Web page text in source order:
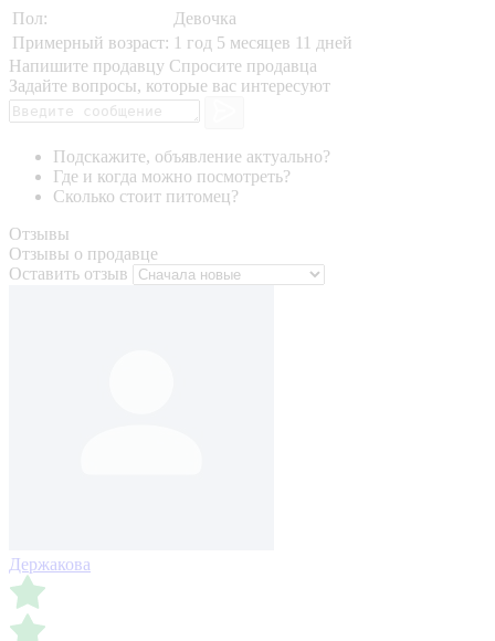
Пол:
Девочка
Примерный возраст: 1 год 5 месяцев 11 дней
Напишите продавцу Спросите продавца
Задайте вопросы, которые вас интересуют
Подскажите, объявление актуально?
Где и когда можно посмотреть?
Сколько стоит питомец?
Отзывы
Отзывы о продавце
Оставить отзыв
Держакова